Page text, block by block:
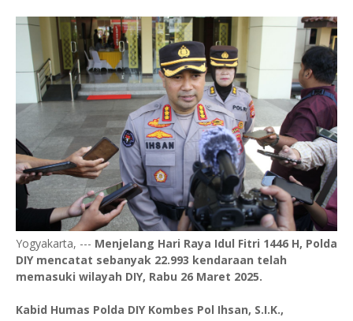
Yogyakarta, --- Menjelang Hari Raya Idul Fitri 1446 H, Polda
DIY mencatat sebanyak 22.993 kendaraan telah
memasuki wilayah DIY, Rabu 26 Maret 2025.
Kabid Humas Polda DIY Kombes Pol Ihsan, S.I.K.,